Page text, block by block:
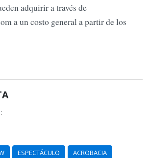
adquirir a través de
a un costo general a partir de los
ESPECTÁCULO ACROBACIA